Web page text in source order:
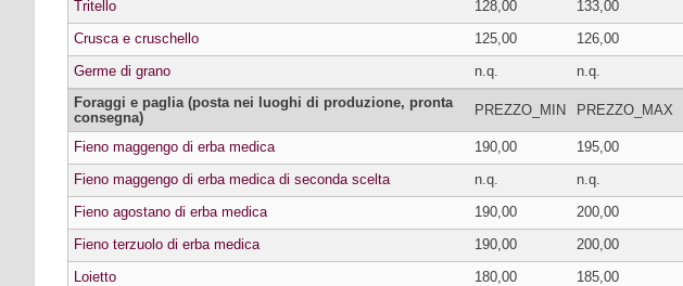
Tritello
128,00 133,00
Crusca e cruschello
125,00 126,00
Germe di grano
n.q. n.q.
Foraggi e paglia (posta nei luoghi di produzione, pronta
consegna)
PREZZO_MIN PREZZO_MAX
Fieno maggengo di erba medica 190,00 195,00
Fieno maggengo di erba medica di seconda scelta
n.q. n.q.
Fieno agostano di erba medica
190,00 200,00
Fieno terzuolo di erba medica
190,00 200,00
Loietto
180,00 185,00